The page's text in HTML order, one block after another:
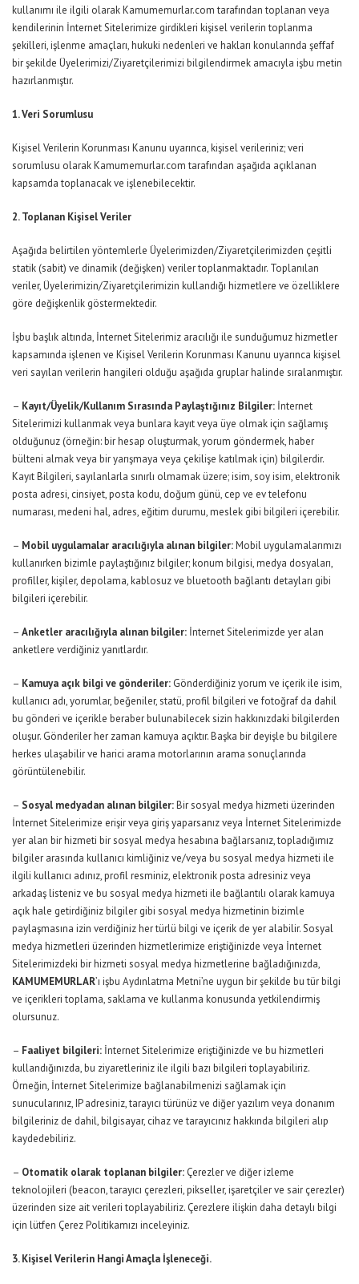
kullanımı ile ilgili olarak Kamumemurlar.com tarafından toplanan veya
kendilerinin İnternet Sitelerimize girdikleri kişisel verilerin toplanma
şekilleri, işlenme amaçları, hukuki nedenleri ve hakları konularında şeffaf
bir şekilde Üyelerimizi/Ziyaretçilerimizi bilgilendirmek amacıyla işbu metin
hazırlanmıştır.
1. Veri Sorumlusu
Kişisel Verilerin Korunması Kanunu uyarınca, kişisel verileriniz; veri
sorumlusu olarak Kamumemurlar.com tarafından aşağıda açıklanan
kapsamda toplanacak ve işlenebilecektir.
2. Toplanan Kişisel Veriler
Aşağıda belirtilen yöntemlerle Üyelerimizden/Ziyaretçilerimizden çeşitli
statik (sabit) ve dinamik (değişken) veriler toplanmaktadır. Toplanılan
veriler, Üyelerimizin/Ziyaretçilerimizin kullandığı hizmetlere ve özelliklere
göre değişkenlik göstermektedir.
İşbu başlık altında, İnternet Sitelerimiz aracılığı ile sunduğumuz hizmetler
kapsamında işlenen ve Kişisel Verilerin Korunması Kanunu uyarınca kişisel
veri sayılan verilerin hangileri olduğu aşağıda gruplar halinde sıralanmıştır.
– Kayıt/Üyelik/Kullanım Sırasında Paylaştığınız Bilgiler: İnternet
Sitelerimizi kullanmak veya bunlara kayıt veya üye olmak için sağlamış
olduğunuz (örneğin: bir hesap oluşturmak, yorum göndermek, haber
bülteni almak veya bir yarışmaya veya çekilişe katılmak için) bilgilerdir.
Kayıt Bilgileri, sayılanlarla sınırlı olmamak üzere; isim, soy isim, elektronik
posta adresi, cinsiyet, posta kodu, doğum günü, cep ve ev telefonu
numarası, medeni hal, adres, eğitim durumu, meslek gibi bilgileri içerebilir.
– Mobil uygulamalar aracılığıyla alınan bilgiler:Mobil uygulamalarımızı
kullanırken bizimle paylaştığınız bilgiler; konum bilgisi, medya dosyaları,
profiller, kişiler, depolama, kablosuz ve bluetooth bağlantı detayları gibi
bilgileri içerebilir.
– Anketler aracılığıyla alınan bilgiler: İnternet Sitelerimizde yer alan
anketlere verdiğiniz yanıtlardır.
– Kamuya açık bilgi ve gönderiler: Gönderdiğiniz yorum ve içerik ile isim,
kullanıcı adı, yorumlar, beğeniler, statü, profil bilgileri ve fotoğraf da dahil
bu gönderi ve içerikle beraber bulunabilecek sizin hakkınızdaki bilgilerden
oluşur. Gönderiler her zaman kamuya açıktır. Başka bir deyişle bu bilgilere
herkes ulaşabilir ve harici arama motorlarının arama sonuçlarında
görüntülenebilir.
– Sosyal medyadan alınan bilgiler:Bir sosyal medya hizmeti üzerinden
İnternet Sitelerimize erişir veya giriş yaparsanız veya İnternet Sitelerimizde
yer alan bir hizmeti bir sosyal medya hesabına bağlarsanız, topladığımız
bilgiler arasında kullanıcı kimliğiniz ve/veya bu sosyal medya hizmeti ile
ilgili kullanıcı adınız, profil resminiz, elektronik posta adresiniz veya
arkadaş listeniz ve bu sosyal medya hizmeti ile bağlantılı olarak kamuya
açık hale getirdiğiniz bilgiler gibi sosyal medya hizmetinin bizimle
paylaşmasına izin verdiğiniz her türlü bilgi ve içerik de yer alabilir. Sosyal
medya hizmetleri üzerinden hizmetlerimize eriştiğinizde veya İnternet
Sitelerimizdeki bir hizmeti sosyal medya hizmetlerine bağladığınızda,
KAMUMEMURLAR’ı işbu Aydınlatma Metni’ne uygun bir şekilde bu tür bilgi
ve içerikleri toplama, saklama ve kullanma konusunda yetkilendirmiş
olursunuz.
– Faaliyet bilgileri: İnternet Sitelerimize eriştiğinizde ve bu hizmetleri
kullandığınızda, bu ziyaretleriniz ile ilgili bazı bilgileri toplayabiliriz.
Örneğin, İnternet Sitelerimize bağlanabilmenizi sağlamak için
sunucularınız, IP adresiniz, tarayıcı türünüz ve diğer yazılım veya donanım
bilgileriniz de dahil, bilgisayar, cihaz ve tarayıcınız hakkında bilgileri alıp
kaydedebiliriz.
– Otomatik olarak toplanan bilgiler: Çerezler ve diğer izleme
teknolojileri (beacon, tarayıcı çerezleri, pikseller, işaretçiler ve sair çerezler)
üzerinden size ait verileri toplayabiliriz. Çerezlere ilişkin daha detaylı bilgi
için lütfen Çerez Politikamızı inceleyiniz.
3. Kişisel Verilerin Hangi Amaçla İşleneceği.